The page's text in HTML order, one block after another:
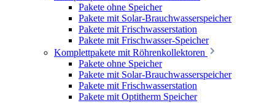
Pakete ohne Speicher
Pakete mit Solar-Brauchwasserspeicher
Pakete mit Frischwasserstation
Pakete mit Frischwasser-Speicher
Komplettpakete mit Röhrenkollektoren
Pakete ohne Speicher
Pakete mit Solar-Brauchwasserspeicher
Pakete mit Frischwasserstation
Pakete mit Optitherm Speicher